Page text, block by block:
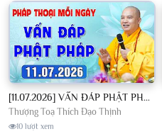
[11.07.2026] VẤN ĐÁP PHẬT PHÁP - Nghe Thầy giảng Pháp mỗi ngày CÔNG ĐỨC VÔ LƯỢNG│TT. Thích Đạo Thịnh
Thượng Toạ Thích Đạo Thịnh
10 lượt xem